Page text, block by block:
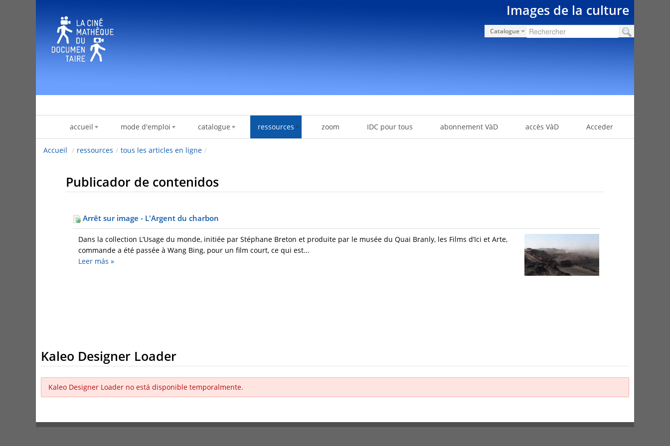
Images de la culture
Catalogue
accueil mode d'emploi catalogue ressources zoom IDC pour tous abonnement VàD accès VàD Acceder
Accueil / ressources / tous les articles en ligne /
Publicador de contenidos
Arrêt sur image - L'Argent du charbon
Dans la collection L’Usage du monde, initiée par Stéphane Breton et produite par le musée du Quai Branly, les Films d’Ici et Arte,
commande a été passée à Wang Bing, pour un film court, ce qui est...
Leer más »
Kaleo Designer Loader
Kaleo Designer Loader no está disponible temporalmente.